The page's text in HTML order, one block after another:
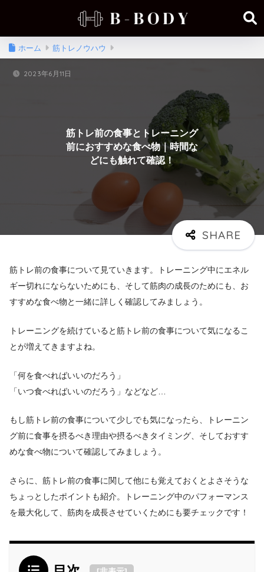
ホーム 筋トレノウハウ
筋トレ前の食事とトレーニング
前におすすめな食べ物｜時間な
どにも触れて確認！
2023年6月11日
筋トレ前の食事について見ていきます。トレーニング中にエネル
ギー切れにならないためにも、そして筋肉の成長のためにも、お
すすめな食べ物と一緒に詳しく確認してみましょう。
トレーニングを続けていると筋トレ前の食事について気になるこ
とが増えてきますよね。
「何を食べればいいのだろう」
「いつ食べればいいのだろう」などなど…
もし筋トレ前の食事について少しでも気になったら、トレーニン
グ前に食事を摂るべき理由や摂るべきタイミング、そしておすす
めな食べ物について確認してみましょう。
さらに、筋トレ前の食事に関して他にも覚えておくとよ さそうな
ちょっとしたポイントも紹介。
トレーニング中のパフォーマンス
を最大化して、筋肉を成長させていくためにも要チェックです！